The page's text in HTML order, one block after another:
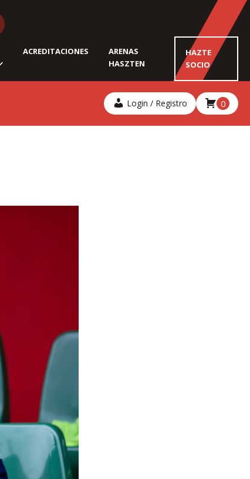
ACREDITACIONES
ARENAS
HASZTEN
HAZTE
SOCIO
Login / Registro 0